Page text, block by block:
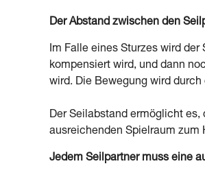
Der Abstand zwischen den
Im Falle eines Sturzes wird
kompensiert wird, und dann
wird. Die Bewegung wird
Der Seilabstand ermöglicht
ausreichenden Spielraum zum
Jedem Seilpartner muss eine